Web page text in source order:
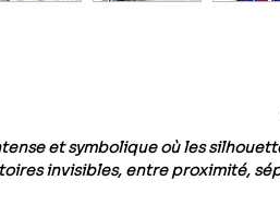
et symbolique où les
invisibles, entre proximité,